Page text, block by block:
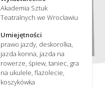
Akademia Sztuk
Teatralnych we Wrocławiu
Umiejętności
prawo jazdy, deskorolka,
jazda konna, jazda na
rowerze, śpiew, taniec, gra
na ukulele, flażolecie,
koszykówka